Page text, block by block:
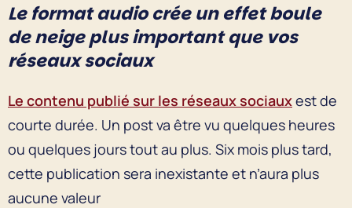
Le format audio crée un effet boule
de neige plus important que vos
réseaux sociaux
Le contenu publié sur les réseaux sociauxest de
courte durée. Un post va être vu quelques heures
ou quelques jours tout au plus. Six mois plus tard,
cette publication sera inexistante et n’aura plus
aucune valeur